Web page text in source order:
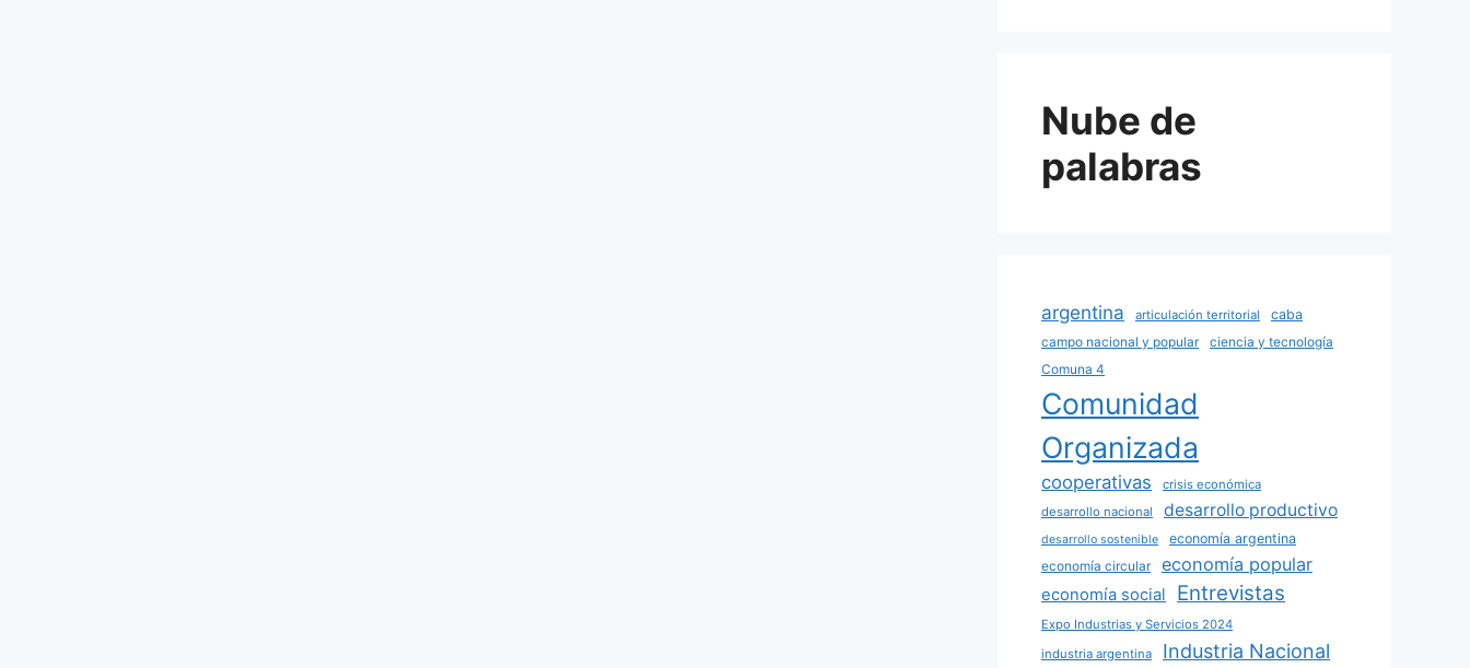
Nube de
palabras
argentina articulación territorial
caba
campo nacional y popular
ciencia y tecnología
Comuna 4
Comunidad
Organizada
cooperativas
crisis económica
desarrollo nacional
desarrollo productivo
desarrollo sostenible
economía argentina
economía circular
economía popular
economía social Entrevistas
Expo Industrias y Servicios 2024
industria argentina
Industria Nacional